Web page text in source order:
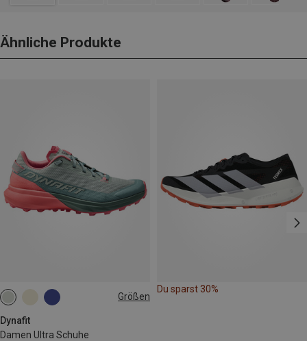
Ähnliche Produkte
Größen
Dynafit
Damen Ultra Schuhe
Du sparst 30%